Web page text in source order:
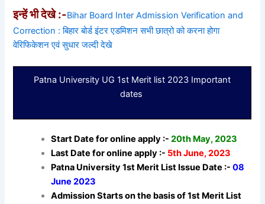
इन्हें भी देखे :-Bihar Board Inter Admission Verification and
Correction : बिहार बोर्ड इंटर एडमिशन सभी छात्रो को करना होगा
वेरिफिकेशन एवं सुधार जल्दी देखे
Patna University UG 1st Merit list 2023 Important
dates
Start Date for online apply :-20th May, 2023
Last Date for online apply :- 5th June, 2023
Patna University 1st Merit List Issue Date :- 08
June 2023
Admission Starts on the basis of 1st Merit List